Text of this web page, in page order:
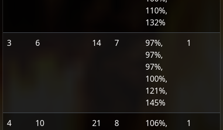
110%,
132%
3
6 14 7
97%,
97%,
97%,
100%,
121%,
145%
1
4 10 21 8
106%,
1